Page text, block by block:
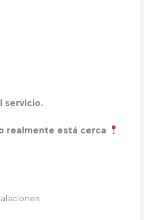
servicio.
realmente está cerca